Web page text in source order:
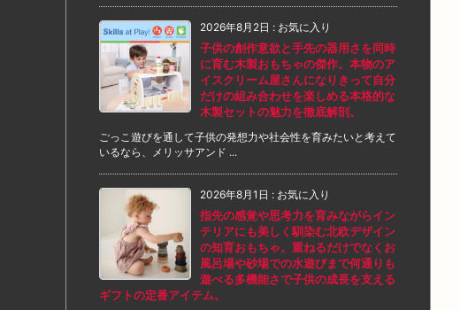
2026年8月2日 : お気に入り
子供の創作意欲と手先の器用さを同時
に育む木製おもちゃの傑作。本物のア
イスクリーム屋さんになりきって自分
だけの組み合わせを楽しめる本格的な
木製セットの魅力を徹底解剖。
ごっこ遊びを通して子供の発想力や社会性を育みたいと考えて
いるなら、メリッサアンド ...
2026年8月1日 : お気に入り
指先の感覚や思考力を育みながらイン
テリアにも美しく馴染む北欧デザイン
の知育おもちゃ。重ねるだけでなくお
風呂場や砂場での水遊びまで何通りも
遊べる多機能さで子供の成長を支える
ギフトの定番アイテム。